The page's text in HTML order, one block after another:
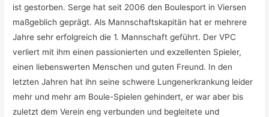
ist gestorben. Serge hat seit 2006 den Boulesport in Viersen
maßgeblich geprägt. Als Mannschaftskapitän hat er mehrere
Jahre sehr erfolgreich die 1. Mannschaft geführt. Der VPC
verliert mit ihm einen passionierten und exzellenten Spieler,
einen liebenswerten Menschen und guten Freund. In den
letzten Jahren hat ihn seine schwere Lungenerkrankung leider
mehr und mehr am Boule-Spielen gehindert, er war aber bis
zuletzt dem Verein eng verbunden und begleitete und